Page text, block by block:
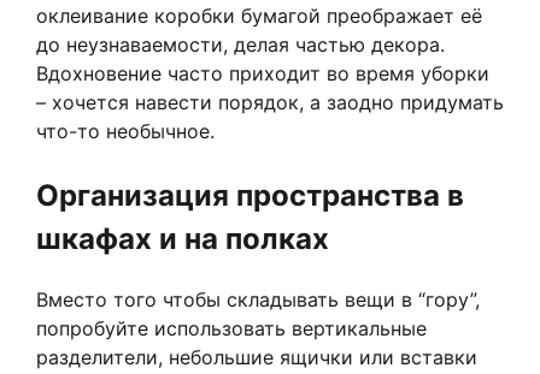
оклеивание коробки бумагой преображает её
до неузнаваемости, делая частью декора.
Вдохновение часто приходит во время уборки
– хочется навести порядок, а заодно придумать
что-то необычное.
Организация пространства в
шкафах и на полках
Вместо того чтобы складывать вещи в “гору”,
попробуйте использовать вертикальные
разделители, небольшие ящички или вставки